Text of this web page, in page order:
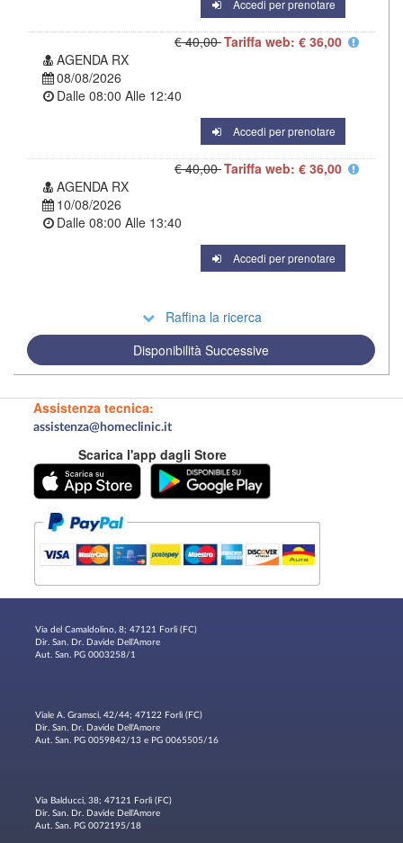
Accedi per prenotare
€ 40,00Tariffa web: € 36,00
AGENDA RX
08/08/2026
Dalle 08:00 Alle 12:40
Accedi per prenotare
€ 40,00Tariffa web: € 36,00
AGENDA RX
10/08/2026
Dalle 08:00 Alle 13:40
Accedi per prenotare
Raffina la ricerca
Disponibilità Successive
Assistenza tecnica:
assistenza@homeclinic.it
Scarica l'app dagli Store
Via del Camaldolino, 8; 47121 Forlì (FC)
Dir. San. Dr. Davide Dell'Amore
Aut. San. PG 0003258/1
Viale A. Gramsci, 42/44; 47122 Forlì (FC)
Dir. San. Dr. Davide Dell'Amore
Aut. San. PG 0059842/13 e PG 0065505/16
Via Balducci, 38; 47121 Forlì (FC)
Dir. San. Dr. Davide Dell'Amore
Aut. San. PG 0072195/18